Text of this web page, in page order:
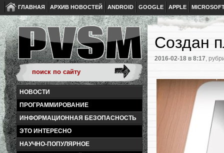
ГЛАВНАЯ АРХИВ НОВОСТЕЙ ANDROID GOOGLE APPLE
НОВОСТИ
ПРОГРАММИРОВАНИЕ
ИНФОРМАЦИОННАЯ БЕЗОПАСНОСТЬ
ЭТО ИНТЕРЕСНО
НАУЧНО-ПОПУЛЯРНОЕ
Создан
2016-02-18 в 8:17,